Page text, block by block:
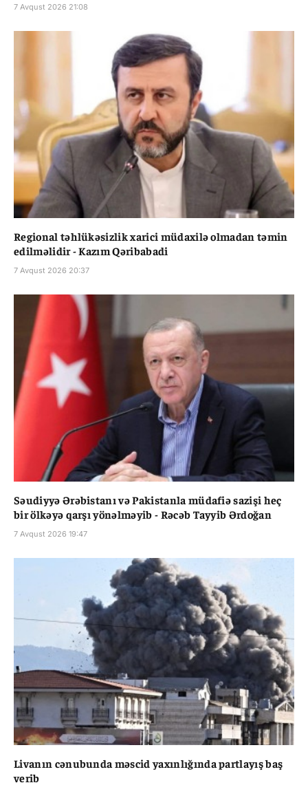
7 Avqust 2026 21:08
Regional təhlükəsizlik xarici müdaxilə olmadan təmin
edilməlidir - Kazım Qəribabadi
7 Avqust 2026 20:37
Səudiyyə Ərəbistanı və Pakistanla müdafiə sazişi heç
bir ölkəyə qarşı yönəlməyib - Rəcəb Tayyib Ərdoğan
7 Avqust 2026 19:47
Livanın cənubunda məscid yaxınlığında partlayış baş
verib